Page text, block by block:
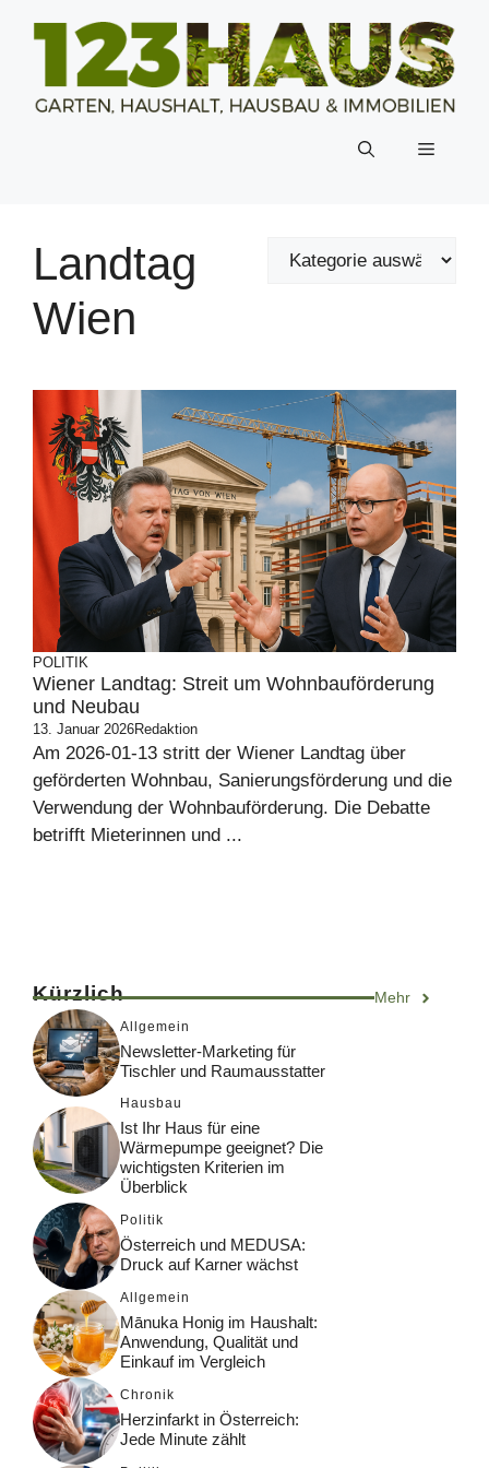
Inhalt
Menü
Landtag
Wien
POLITIK
Wiener Landtag: Streit um Wohnbauförderung
und Neubau
13. Januar 2026Redaktion
Am 2026-01-13 stritt der Wiener Landtag über
geförderten Wohnbau, Sanierungsförderung und die
Verwendung der Wohnbauförderung. Die Debatte
betrifft Mieterinnen und ...
Kürzlich Mehr
Allgemein
Newsletter-Marketing für
Tischler und Raumausstatter
Hausbau
Ist Ihr Haus für eine
Wärmepumpe geeignet? Die
wichtigsten Kriterien im
Überblick
Politik
Österreich und MEDUSA:
Druck auf Karner wächst
Allgemein
Mānuka Honig im Haushalt:
Anwendung, Qualität und
Einkauf im Vergleich
Chronik
Herzinfarkt in Österreich:
Jede Minute zählt